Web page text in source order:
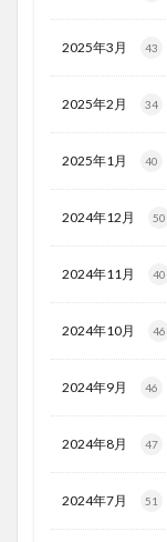
2025年3月 43
2025年2月 34
2025年1月 40
2024年12月 50
2024年11月 40
2024年10月 46
2024年9月 46
2024年8月 47
2024年7月 51